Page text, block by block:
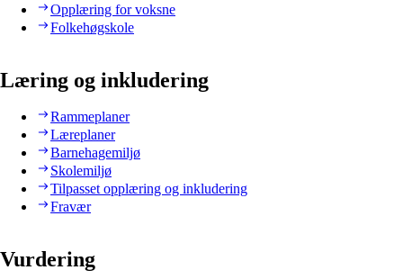
Opplæring for voksne
Folkehøgskole
Læring og inkludering
Rammeplaner
Læreplaner
Barnehagemiljø
Skolemiljø
Tilpasset opplæring og inkludering
Fravær
Vurdering